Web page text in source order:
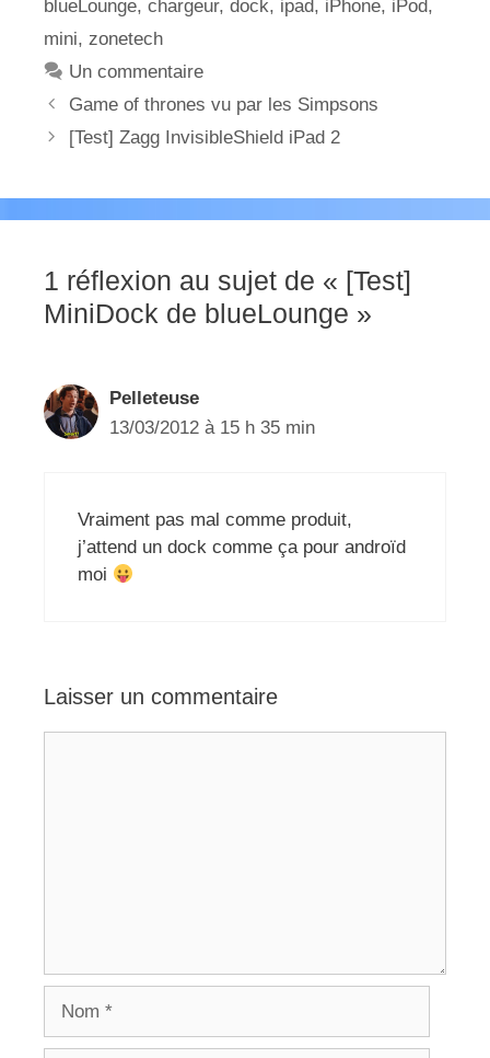
blueLounge, chargeur, dock, ipad, iPhone, iPod,
mini, zonetech
Un commentaire
Game of thrones vu par les Simpsons
[Test] Zagg InvisibleShield iPad 2
1 réflexion au sujet de « [Test]
MiniDock de blueLounge »
Pelleteuse
13/03/2012 à 15 h 35 min
Vraiment pas mal comme produit,
j’attend un dock comme ça pour androïd
moi
Laisser un commentaire